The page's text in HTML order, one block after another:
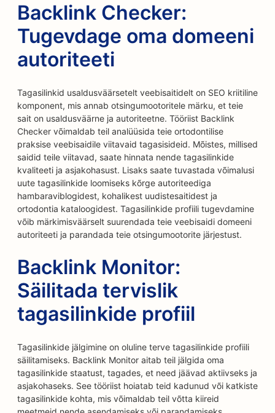
Backlink Checker:
Tugevdage oma domeeni
autoriteeti
Tagasilinkid usaldusväärsetelt veebisaitidelt on SEO kriitiline
komponent, mis annab otsingumootoritele märku, et teie
sait on usaldusväärne ja autoriteetne. Tööriist Backlink
Checker võimaldab teil analüüsida teie ortodontilise
praksise veebisaidile viitavaid tagasisideid. Mõistes, millised
saidid teile viitavad, saate hinnata nende tagasilinkide
kvaliteeti ja asjakohasust. Lisaks saate tuvastada võimalusi
uute tagasilinkide loomiseks kõrge autoriteediga
hambaraviblogidest, kohalikest uudistesaitidest ja
ortodontia kataloogidest. Tagasilinkide profiili tugevdamine
võib märkimisväärselt suurendada teie veebisaidi domeeni
autoriteeti ja parandada teie otsingumootorite järjestust.
Backlink Monitor:
Säilitada tervislik
tagasilinkide profiil
Tagasilinkide jälgimine on oluline terve tagasilinkide profiili
säilitamiseks. Backlink Monitor aitab teil jälgida oma
tagasilinkide staatust, tagades, et need jäävad aktiivseks ja
asjakohaseks. See tööriist hoiatab teid kadunud või katkiste
tagasilinkide kohta, mis võimaldab teil võtta kiireid